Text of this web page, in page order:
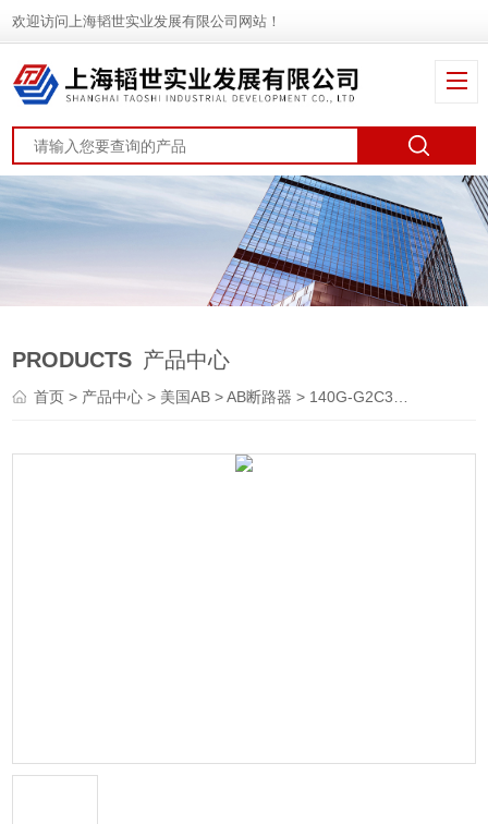
欢迎访问上海韬世实业发展有限公司网站！
PRODUCTS 产品中心
首页> 产品中心 > 美国AB >AB断路器 > 140G-G2C3-C60AB罗克韦尔断路器报价